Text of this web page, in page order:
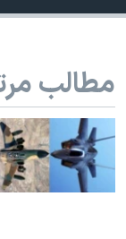
صفحه‌های ویژه
سفر پرزیدنت
مطالب